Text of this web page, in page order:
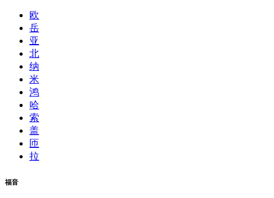
欧
岳
亚
北
纳
米
鸿
哈
索
盖
匝
拉
福音